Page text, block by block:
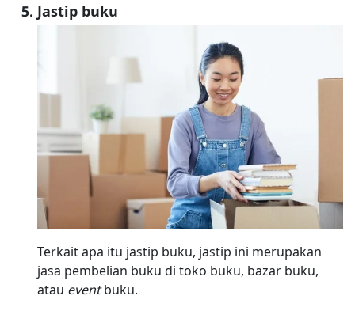
Jastip buku
Terkait apa itu jastip buku, jastip ini merupakan
jasa pembelian buku di toko buku, bazar buku,
atau eventbuku.